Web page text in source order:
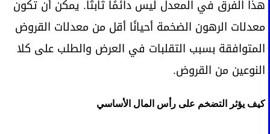
هذا الفرق في المعدل ليس دائمًا ثابتًا. يمكن أن تكون
معدلات الرهون الضخمة أحيانًا أقل من معدلات القروض
المتوافقة بسبب التقلبات في العرض والطلب على كلا
النوعين من القروض.
كيف يؤثر التضخم على رأس المال الأساسي